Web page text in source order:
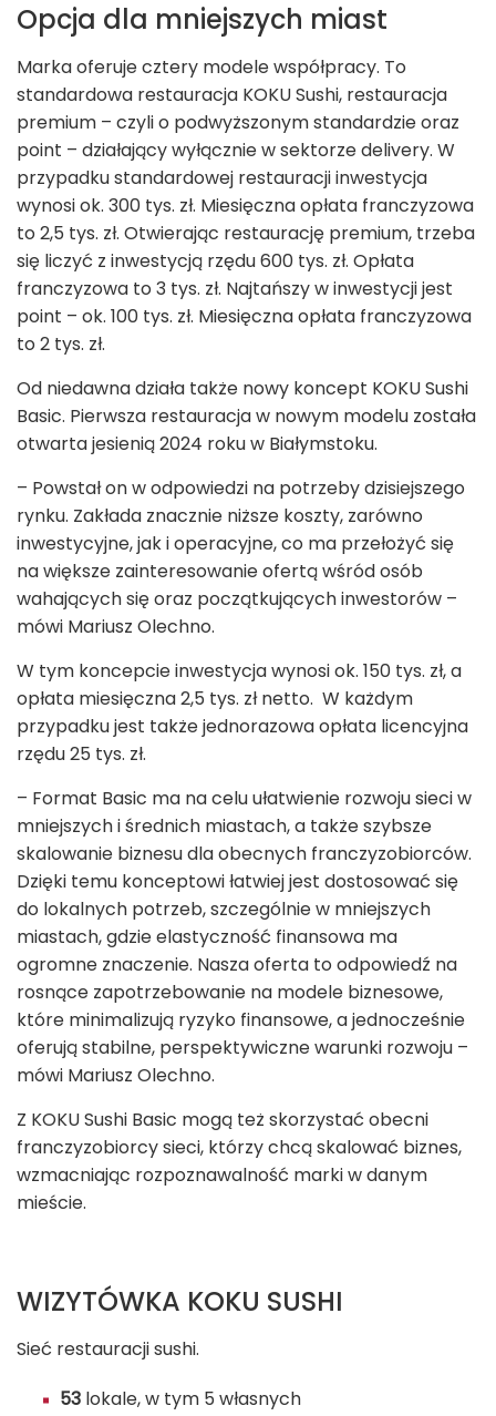
Opcja dla mniejszych miast
Marka oferuje cztery modele współpracy. To
standardowa restauracja KOKU Sushi, restauracja
premium – czyli o podwyższonym standardzie oraz
point – działający wyłącznie w sektorze delivery. W
przypadku standardowej restauracji inwestycja
wynosi ok. 300 tys. zł. Miesięczna opłata franczyzowa
to 2,5 tys. zł. Otwierając restaurację premium, trzeba
się liczyć z inwestycją rzędu 600 tys. zł. Opłata
franczyzowa to 3 tys. zł. Najtańszy w inwestycji jest
point – ok. 100 tys. zł. Miesięczna opłata franczyzowa
to 2 tys. zł.
Od niedawna działa także nowy koncept KOKU Sushi
Basic. Pierwsza restauracja w nowym modelu została
otwarta jesienią 2024 roku w Białymstoku.
– Powstał on w odpowiedzi na potrzeby dzisiejszego
rynku. Zakłada znacznie niższe koszty, zarówno
inwestycyjne, jak i operacyjne, co ma przełożyć się
na większe zainteresowanie ofertą wśród osób
wahających się oraz początkujących inwestorów –
mówi Mariusz Olechno.
W tym koncepcie inwestycja wynosi ok. 150 tys. zł, a
opłata miesięczna 2,5 tys. zł netto. W każdym
przypadku jest także jednorazowa opłata licencyjna
rzędu 25 tys. zł.
– Format Basic ma na celu ułatwienie rozwoju sieci w
mniejszych i średnich miastach, a także szybsze
skalowanie biznesu dla obecnych franczyzobiorców.
Dzięki temu konceptowi łatwiej jest dostosować się
do lokalnych potrzeb, szczególnie w mniejszych
miastach, gdzie elastyczność finansowa ma
ogromne znaczenie. Nasza oferta to odpowiedź na
rosnące zapotrzebowanie na modele biznesowe,
które minimalizują ryzyko finansowe, a jednocześnie
oferują stabilne, perspektywiczne warunki rozwoju –
mówi Mariusz Olechno.
Z KOKU Sushi Basic mogą też skorzystać obecni
franczyzobiorcy sieci, którzy chcą skalować biznes,
wzmacniając rozpoznawalność marki w danym
mieście.
WIZYTÓWKA KOKU SUSHI
Sieć restauracji sushi.
53 lokale, w tym 5 własnych